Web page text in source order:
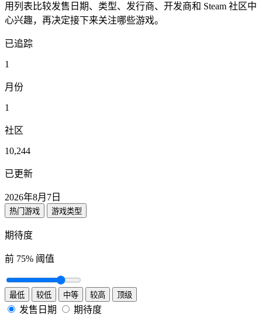
用列表比较发售日期、类型、发行商、开发商和 Steam 社区中
心兴趣，再决定接下来关注哪些游戏。
已追踪
1
月份
1
社区
10,244
已更新
2026年8月7日
热门游戏 游戏类型
期待度
前 75% 阈值
最低 较低 中等 较高 顶级
发售日期 期待度